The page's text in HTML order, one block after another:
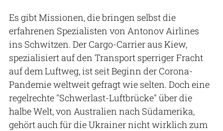
Es gibt Missionen, die bringen selbst die
erfahrenen Spezialisten von Antonov Airlines
ins Schwitzen. Der Cargo-Carrier aus Kiew,
spezialisiert auf den Transport sperriger Fracht
auf dem Luftweg, ist seit Beginn der Corona-
Pandemie weltweit gefragt wie selten. Doch eine
regelrechte "Schwerlast-Luftbrücke" über die
halbe Welt, von Australien nach Südamerika,
gehört auch für die Ukrainer nicht wirklich zum